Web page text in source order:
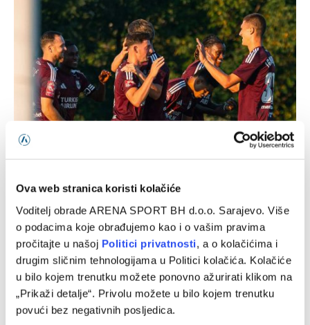
Ova web stranica koristi kolačiće
Voditelj obrade ARENA SPORT BH d.o.o. Sarajevo. Više
o podacima koje obrađujemo kao i o vašim pravima
pročitajte u našoj Politici privatnosti, a o kolačićima i
drugim sličnim tehnologijama u Politici kolačića. Kolačiće
u bilo kojem trenutku možete ponovno ažurirati klikom na
„Prikaži detalje“. Privolu možete u bilo kojem trenutku
povući bez negativnih posljedica.
Sarajevo u novu sezonu kreće utakmicom protiv Radnika,
08/08/2026